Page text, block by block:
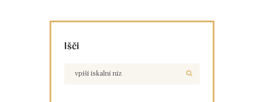
Išči